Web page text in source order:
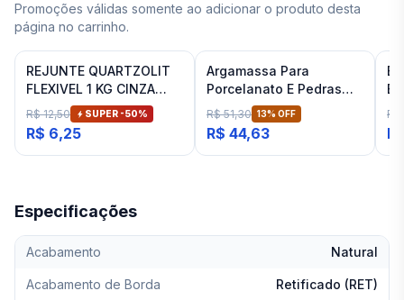
Promoções válidas somente ao adicionar o produto desta
página no carrinho.
REJUNTE QUARTZOLIT
FLEXIVEL 1 KG CINZA
ARTICO
R$ 12,50 SUPER -50%
R$ 6,25
Argamassa Para
Porcelanato E Pedras
Naturais Cinza Interno
Inovatte 20 Kg
R$ 51,30 13% OFF
R$ 44,63
Fit
Especificações
Acabamento Natural
Acabamento de Borda Retificado (RET)